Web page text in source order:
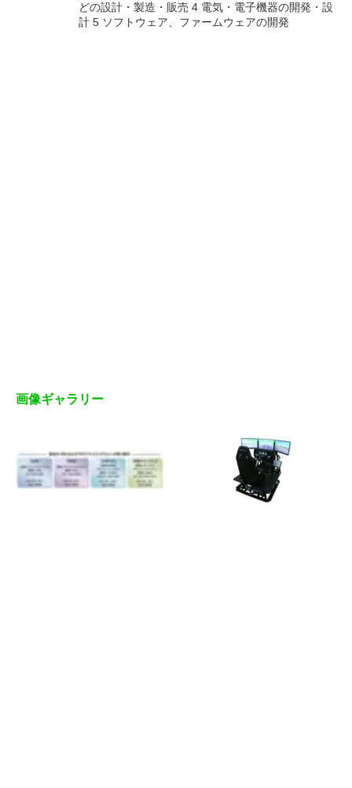
どの設計・製造・販売 4 電気・電子機器の開発・設
計 5 ソフトウェア、ファームウェアの開発
画像ギャラリー